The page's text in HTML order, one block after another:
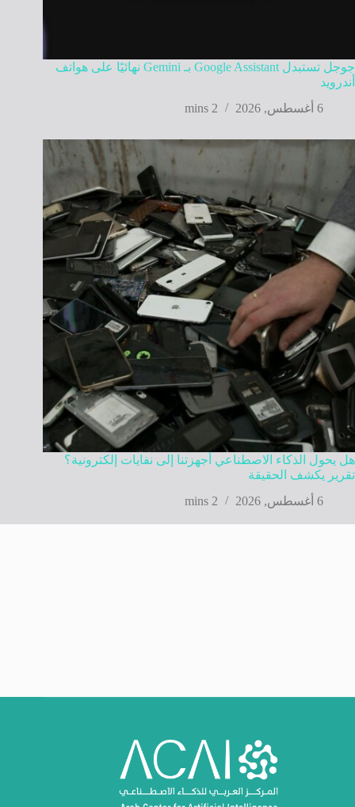
جوجل تستبدل Google Assistant بـ Gemini نهائيًا على هواتف
أندرويد
6 أغسطس, 2026
2 mins
هل يحول الذكاء الاصطناعي أجهزتنا إلى نفايات إلكترونية؟
تقرير يكشف الحقيقة
6 أغسطس, 2026
2 mins